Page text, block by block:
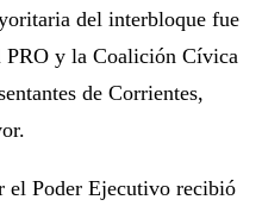
del interbloque fue
PRO y la Coalición Cívica
de Corrientes,
el Poder Ejecutivo recibió